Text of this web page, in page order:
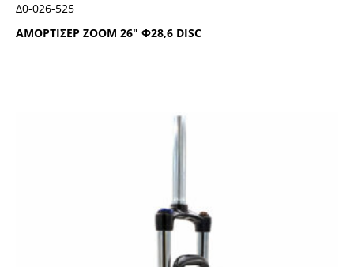
ΑΜΟΡΤΙΣΕΡ ΖΟΟΜ 26″ Φ28,6 DΙSC
Δ0-026-525